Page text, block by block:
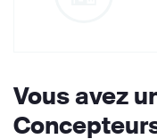
Vous avez